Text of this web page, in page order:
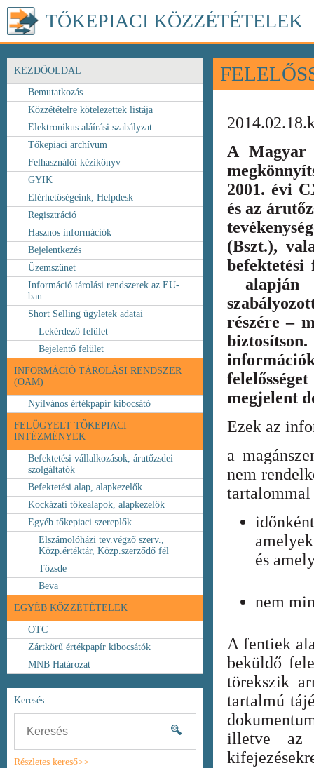
TŐKEPIACI KÖZZÉTÉTELEK
KEZDŐOLDAL
Bemutatkozás
Közzétételre kötelezettek listája
Elektronikus aláírási szabályzat
Tőkepiaci archívum
Felhasználói kézikönyv
GYIK
Elérhetőségeink, Helpdesk
Regisztráció
Hasznos információk
Bejelentkezés
Üzemszünet
Információ tárolási rendszerek az EU-
ban
Short Selling ügyletek adatai
Lekérdező felület
Bejelentő felület
INFORMÁCIÓ TÁROLÁSI RENDSZER
(OAM)
Nyilvános értékpapír kibocsátó
FELÜGYELT TŐKEPIACI
INTÉZMÉNYEK
Befektetési vállalkozások, árutőzsdei
szolgáltatók
Befektetési alap, alapkezelők
Kockázati tőkealapok, alapkezelők
Egyéb tőkepiaci szereplők
Elszámolóházi tev.végző szerv.,
Közp.értéktár, Közp.szerződő fél
Tőzsde
Beva
EGYÉB KÖZZÉTÉTELEK
OTC
Zártkörű értékpapír kibocsátók
MNB Határozat
Keresés
Részletes kereső>>
A Magyar
2001. évi
és az
(Bszt.),
alapján
részére –
megjelent
Ezek az
a
nem
és
nem
A fentiek
beküldő
törekszik
tartalmú
illetve az